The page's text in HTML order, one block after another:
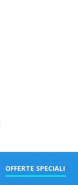
OFFERTE SPECIALI